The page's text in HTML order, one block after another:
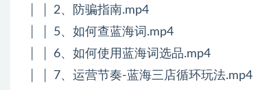
│ │ 2、防骗指南.mp4
│ │ 5、如何查蓝海词.mp4
│ │ 6、如何使用蓝海词选品.mp4
│ │ 7、运营节奏-蓝海三店循环玩法.mp4